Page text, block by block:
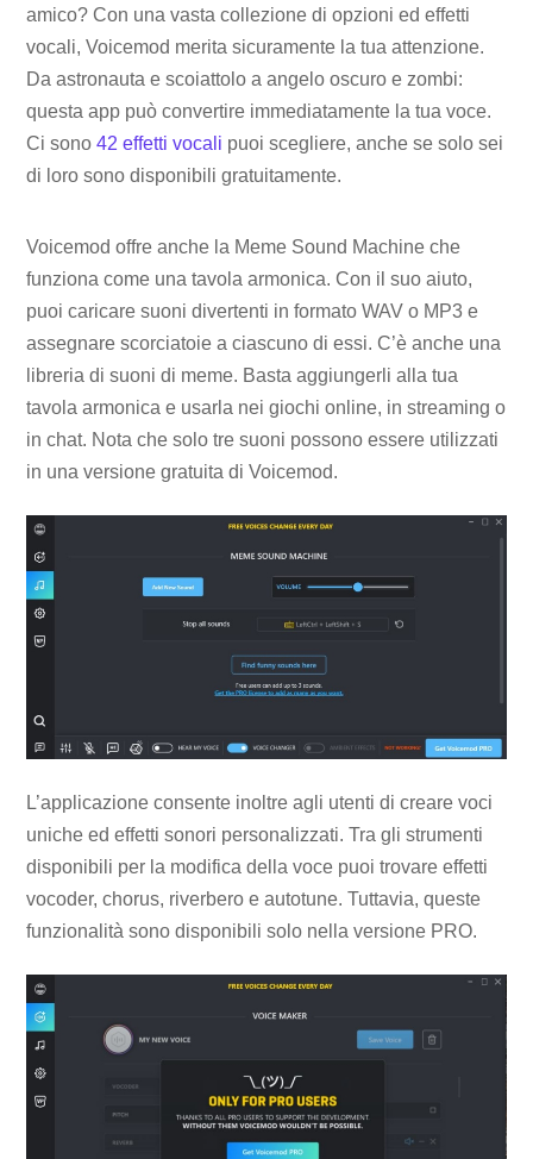
amico? Con una vasta collezione di opzioni ed effetti
vocali, Voicemod merita sicuramente la tua attenzione.
Da astronauta e scoiattolo a angelo oscuro e zombi:
questa app può convertire immediatamente la tua voce.
Ci sono42 effetti vocali puoi scegliere, anche se solo sei
di loro sono disponibili gratuitamente.
Voicemod offre anche la Meme Sound Machine che
funziona come una tavola armonica. Con il suo aiuto,
puoi caricare suoni divertenti in formato WAV o MP3 e
assegnare scorciatoie a ciascuno di essi. C’è anche una
libreria di suoni di meme. Basta aggiungerli alla tua
tavola armonica e usarla nei giochi online, in streaming o
in chat. Nota che solo tre suoni possono essere utilizzati
in una versione gratuita di Voicemod.
L’applicazione consente inoltre agli utenti di creare voci
uniche ed effetti sonori personalizzati. Tra gli strumenti
disponibili per la modifica della voce puoi trovare effetti
vocoder, chorus, riverbero e autotune. Tuttavia, queste
funzionalità sono disponibili solo nella versione PRO.